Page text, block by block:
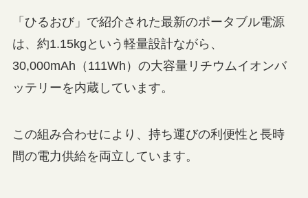
「ひるおび」で紹介された最新のポータブル電源
は、約1.15kgという軽量設計ながら、
30,000mAh（111Wh）の大容量リチウムイオンバ
ッテリーを内蔵しています。
この組み合わせにより、持ち運びの利便性と長時
間の電力供給を両立しています。